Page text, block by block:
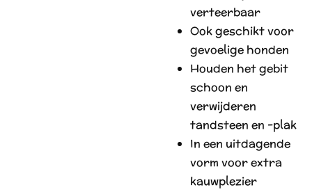
verteerbaar
Ook geschikt voor
gevoelige honden
Houden het gebit
schoon en
verwijderen
tandsteen en -plak
In een uitdagende
vorm voor extra
kauwplezier